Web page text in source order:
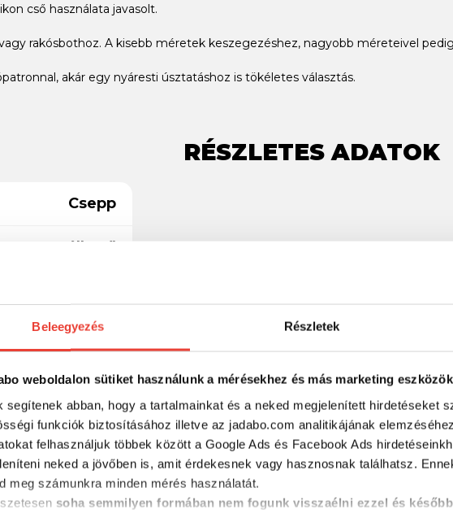
Beleegyezés Részletek
weboldalon sütiket használunk a mérésekhez és más marketing
segítenek abban, hogy a tartalmainkat és a neked megjelenített hirdetéseket
funkciók biztosításához illetve az jadabo.com analitikájának
felhasználjuk többek között a Google Ads és Facebook Ads
neked a jövőben is, amit érdekesnek vagy hasznosnak találhatsz.
meg számunkra minden mérés használatát.
soha semmilyen formában nem fogunk visszaélni ezzel és
cső használata javasolt.
rakósbothoz. A kisebb méretek keszegezéshez, nagyobb méreteivel
akár egy nyáresti úsztatáshoz is tökéletes választás.
RÉSZLETES ADATOK
Csepp
Cserélhető
Fix
3 g
Üvegszál
1 db/csomag